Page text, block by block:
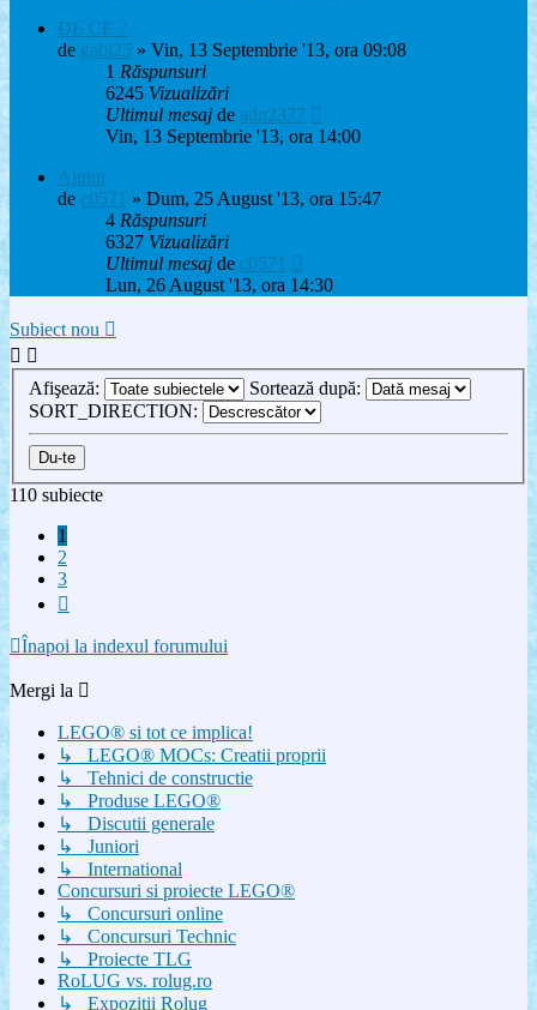
DE CE ?
de gabi25 » Vin, 13 Septembrie '13, ora 09:08
1 Răspunsuri
6245 Vizualizări
Ultimul mesaj de adn2377
Vin, 13 Septembrie '13, ora 14:00
Ajutor
de c0571 » Dum, 25 August '13, ora 15:47
4 Răspunsuri
6327 Vizualizări
Ultimul mesaj de c0571
Lun, 26 August '13, ora 14:30
Subiect nou
Afişează:
Sortează după:
SORT_DIRECTION:
110 subiecte
1
2
3
Înapoi la indexul forumului
Mergi la
LEGO® si tot ce implica!
↳ LEGO® MOCs: Creatii proprii
↳ Tehnici de constructie
↳ Produse LEGO®
↳ Discutii generale
↳ Juniori
↳ International
Concursuri si proiecte LEGO®
↳ Concursuri online
↳ Concursuri Technic
↳ Proiecte TLG
RoLUG vs. rolug.ro
↳ Expozitii Rolug